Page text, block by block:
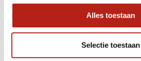
Alles toestaan
Selectie toestaan